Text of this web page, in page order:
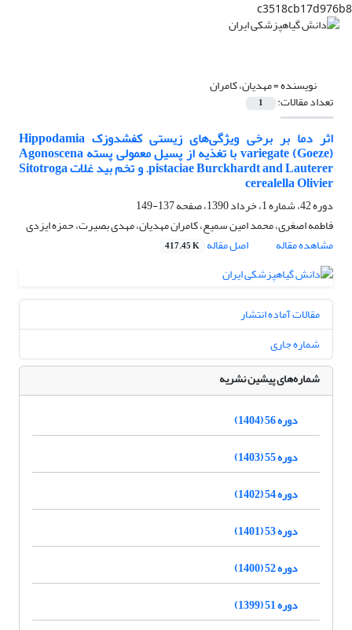
c3518cb17d976b8
نویسنده =مهدیان، کامران
تعداد مقالات: 1
اثر دما بر برخی ویژگی‌های زیستی کفشدوزک Hippodamia
variegate (Goeze) با تغذیه از پسیل معمولی پسته Agonoscena
pistaciae Burckhardt and Lauterer. و تخم بید غلات Sitotroga
cerealella Olivier
دوره 42، شماره 1، خرداد 1390، صفحه
137-149
فاطمه اصغری، محمد امین سمیع، کامران مهدیان، مهدی بصیرت، حمزه ایزدی
مشاهده مقاله
اصل مقاله 417.45 K
مقالات آماده انتشار
شماره جاری
شماره‌های پیشین نشریه
دوره 56 (1404)
دوره 55 (1403)
دوره 54 (1402)
دوره 53 (1401)
دوره 52 (1400)
دوره 51 (1399)